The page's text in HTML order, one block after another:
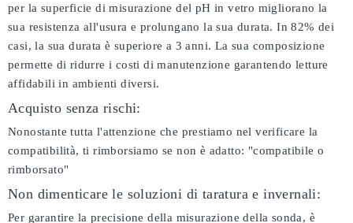
per la superficie di misurazione del pH in vetro migliorano la
sua resistenza all'usura e prolungano la sua durata. In 82% dei
casi, la sua durata è superiore a 3 anni. La sua composizione
permette di ridurre i costi di manutenzione garantendo letture
affidabili in ambienti diversi.
Acquisto senza rischi:
Nonostante tutta l'attenzione che prestiamo nel verificare la
compatibilità, ti rimborsiamo se non è adatto: "compatibile o
rimborsato"
Non dimenticare le soluzioni di taratura e invernali:
Per garantire la precisione della misurazione della sonda, è